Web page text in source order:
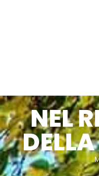
NEL